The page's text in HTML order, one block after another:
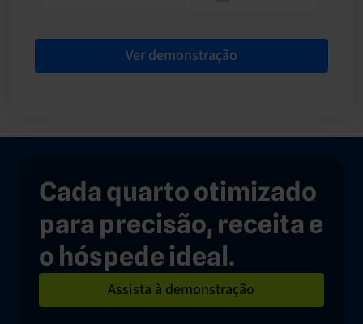
Ver demonstração
Cada quarto otimizado
para precisão, receita e
o hóspede ideal.
Assista à demonstração